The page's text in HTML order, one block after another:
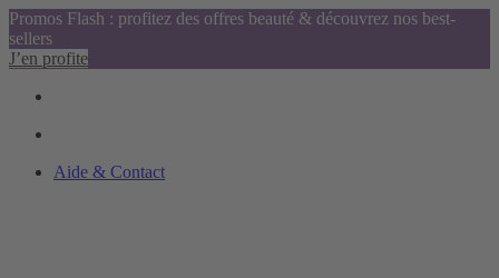
Promos Flash : profitez des offres beauté & découvrez nos best-
sellers
J’en profite
Aide & Contact